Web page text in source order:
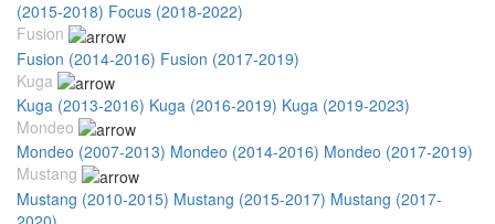
(2015-2018) Focus (2018-2022)
Fusion
Fusion (2014-2016) Fusion (2017-2019)
Kuga
Kuga (2013-2016) Kuga (2016-2019) Kuga (2019-2023)
Mondeo
Mondeo (2007-2013) Mondeo (2014-2016) Mondeo (2017-2019)
Mustang
Mustang (2010-2015) Mustang (2015-2017) Mustang (2017-